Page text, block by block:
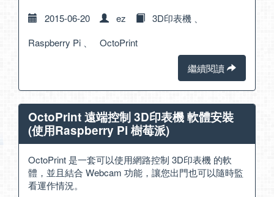
2015-06-20 ez 3D印表機 、
Raspberry Pi 、 OctoPrint
繼續閱讀
OctoPrint 遠端控制 3D印表機 軟體安裝
(使用Raspberry Pi 樹莓派)
OctoPrint 是一套可以使用網路控制 3D印表機 的軟
體，並且結合 Webcam 功能，讓您出門也可以隨時監
看運作情況。